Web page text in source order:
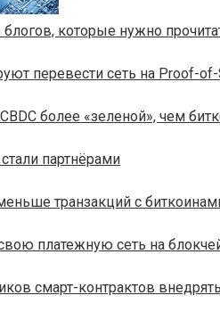
которые нужно
перевести сеть на Proof-of-
более «зеленой», чем
партнёрами
транзакций с
платежную сеть на
смарт-контрактов